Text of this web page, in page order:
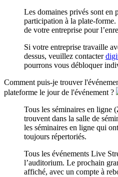
Les domaines privés sont en
participation à la plate-
de votre entreprise pour
Si votre entreprise travaille
dessus, veuillez contacter
pourrons vous débloquer
Comment puis-je trouver
plateforme le jour de l'événement ?
Tous les séminaires en ligne
trouvent dans la salle de
les séminaires en ligne qui
toujours répertoriés.
Tous les événements Live
l’auditorium. Le prochain
affiché, avec un compte à